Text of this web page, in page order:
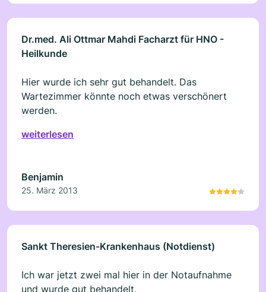
Dr.med. Ali Ottmar Mahdi Facharzt für HNO -
Heilkunde
Hier wurde ich sehr gut behandelt. Das
Wartezimmer könnte noch etwas verschönert
werden.
weiterlesen
Benjamin
25. März 2013
Sankt Theresien-Krankenhaus (Notdienst)
Ich war jetzt zwei mal hier in der Notaufnahme
und wurde gut behandelt.